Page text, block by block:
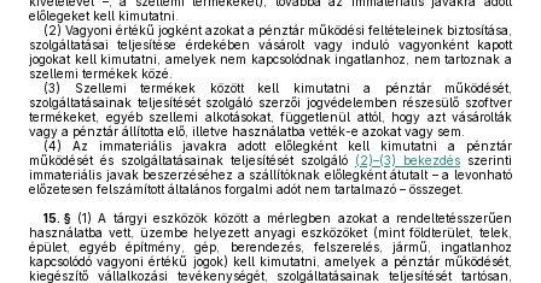
előlegeket kell kimutatni.
(2) Vagyoni értékű jogként azokat a pénztár működési feltételeinek biztosítása,
szolgáltatásai teljesítése érdekében vásárolt vagy induló vagyonként kapott
jogokat kell kimutatni, amelyek nem kapcsolódnak ingatlanhoz, nem tartoznak a
szellemi termékek közé.
(3) Szellemi termékek között kell kimutatni a pénztár működését,
szolgáltatásainak teljesítését szolgáló szerzői jogvédelemben részesülő szoftver
termékeket, egyéb szellemi alkotásokat, függetlenül attól, hogy azt vásárolták
vagy a pénztár állította elő, illetve használatba vették-e azokat vagy sem.
(4) Az immateriális javakra adott előlegként kell kimutatni a pénztár
működését és szolgáltatásainak teljesítését szolgáló (2)–(3) bekezdés szerinti
immateriális javak beszerzéséhez a szállítóknak előlegként átutalt – a levonható
előzetesen felszámított általános forgalmi adót nem tartalmazó – összeget.
15. § (1) A tárgyi eszközök között a mérlegben azokat a rendeltetésszerűen
használatba vett, üzembe helyezett anyagi eszközöket (mint földterület, telek,
épület, egyéb építmény, gép, berendezés, felszerelés, jármű, ingatlanhoz
kapcsolódó vagyoni értékű jogok) kell kimutatni, amelyek a pénztár működését,
kiegészítő vállalkozási tevékenységét, szolgáltatásainak teljesítését tartósan,